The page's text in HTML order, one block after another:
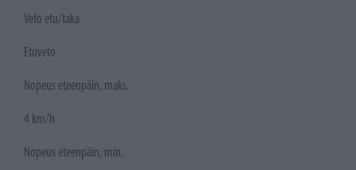
Veto etu/taka
Etuveto
Nopeus eteenpäin, maks.
4 km/h
Nopeus eteenpäin, min.